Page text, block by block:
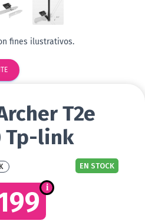
fines ilustrativos.
T2e
Tp-link
EN STOCK